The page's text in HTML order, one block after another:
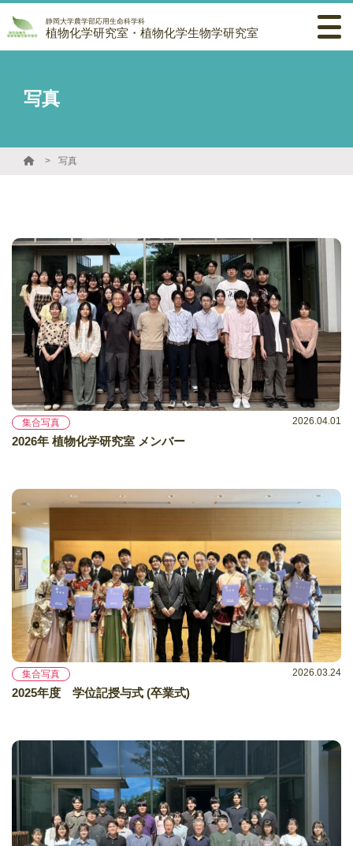
静岡大学農学部応用生命科学科
植物化学研究室・植物化学生物学研究室
写真
写真
集合写真 2026.04.01
2026年 植物化学研究室 メンバー
集合写真 2026.03.24
2025年度 学位記授与式 (卒業式)